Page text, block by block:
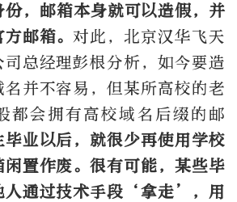
，邮箱本身就可以造假，并
邮箱。 对此，北京汉华飞天
总经理彭根分析，如今要造
并不容易，但某所高校的老
都会拥有高校域名后缀的邮
毕业以后，就很少再使用学校
置作废。很有可能，某些毕
人通过技术手段‘拿走’，用